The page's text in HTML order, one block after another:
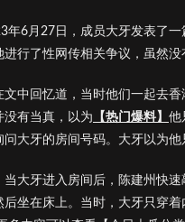
年6月27日，成员大牙发表了
进行了性网传相关争议，虽然
文中回忆道，当时他们一起去
没有当真，以为 【热门爆料】 他
问大牙的房间号码。大牙以为他
当大牙进入房间后，陈建州快
后坐在床上。当时，大牙只穿